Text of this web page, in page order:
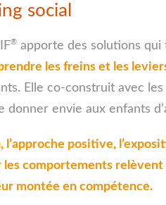
social
® apporte des solutions
les freins et les
Elle co-construit avec
envie aux enfants
positive,
comportements relèvent
montée en compétence.